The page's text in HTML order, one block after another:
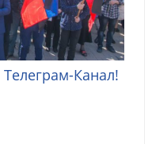
Телеграм-Канал!